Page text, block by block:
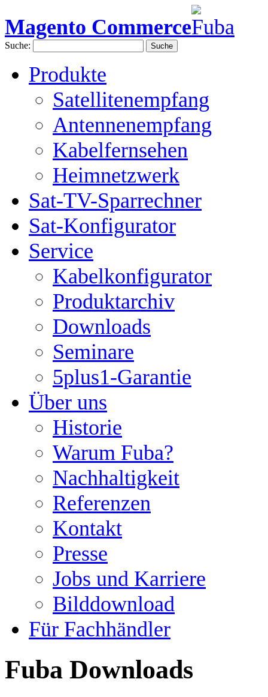
Magento Commerce
Suche: Suche
Produkte
Satellitenempfang
Antennenempfang
Kabelfernsehen
Heimnetzwerk
Sat-TV-Sparrechner
Sat-Konfigurator
Service
Kabelkonfigurator
Produktarchiv
Downloads
Seminare
5plus1-Garantie
Über uns
Historie
Warum Fuba?
Nachhaltigkeit
Referenzen
Kontakt
Presse
Jobs und Karriere
Bilddownload
Für Fachhändler
Fuba Downloads